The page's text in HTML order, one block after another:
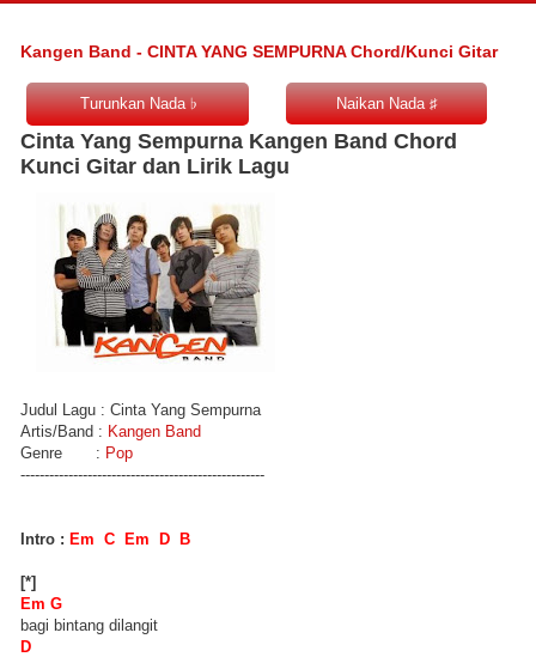
Kangen Band - CINTA YANG SEMPURNA Chord/Kunci Gitar
Cinta Yang Sempurna Kangen Band Chord
Kunci Gitar dan Lirik Lagu
Judul Lagu : Cinta Yang Sempurna
Artis/Band : Kangen Band
Genre : Pop
---------------------------------------------------
Intro : Em C Em D B
[*]
Em G
bagi bintang dilangit
D